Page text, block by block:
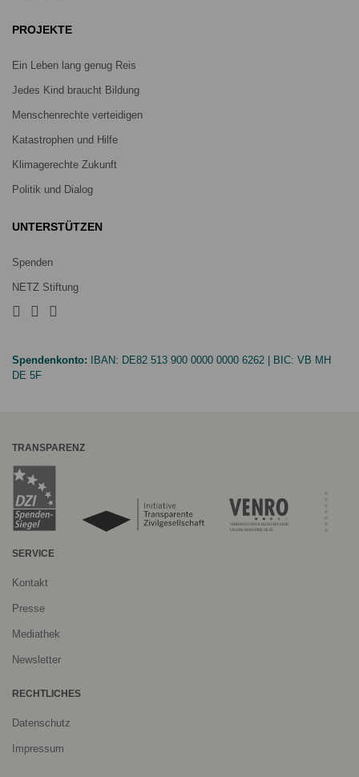
PROJEKTE
Ein Leben lang genug Reis
Jedes Kind braucht Bildung
Menschenrechte verteidigen
Katastrophen und Hilfe
Klimagerechte Zukunft
Politik und Dialog
UNTERSTÜTZEN
Spenden
NETZ Stiftung
Spendenkonto: IBAN: DE82 513 900 0000 0000 6262 | BIC: VB MH
DE 5F
TRANSPARENZ
SERVICE
Kontakt
Presse
Mediathek
Newsletter
RECHTLICHES
Datenschutz
Impressum